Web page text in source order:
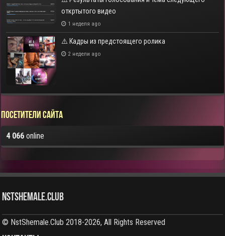
откртытого видео
1 неделя ago
⚠️ Кадры из предстоящего ролика
2 недели ago
Посетители сайта
4 066 online
NstShemale.Club
© NstShemale.Club 2018-2026, All Rights Reserved